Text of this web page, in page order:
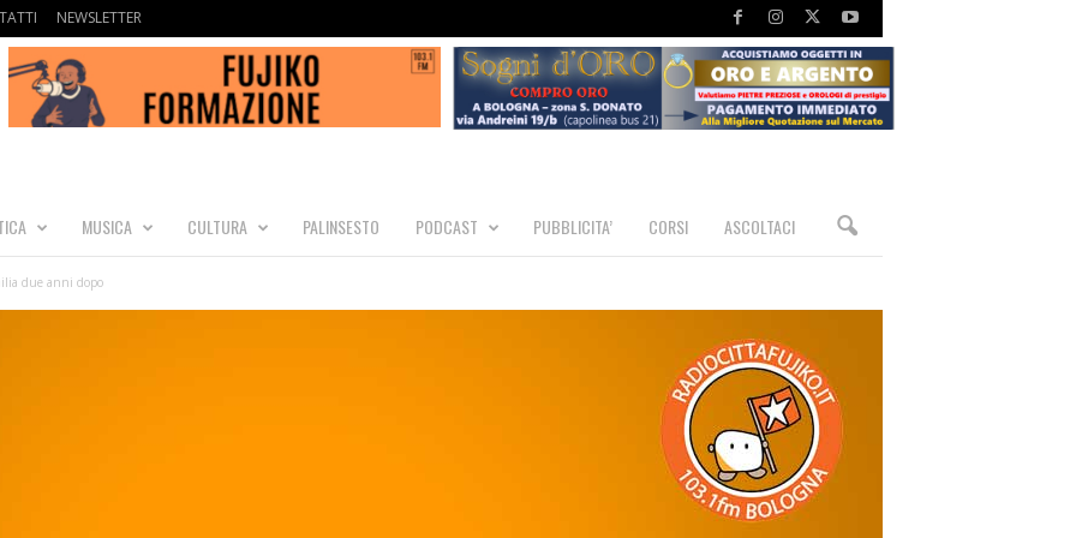
NEWSLETTER
MUSICA CULTURA PALINSESTO PODCAST PUBBLICITA’ CORSI ASCOLTACI
due anni dopo